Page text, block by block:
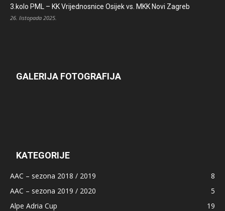
3.kolo PML – KK Vrijednosnice Osijek vs. MKK Novi Zagreb
26. listopada 2025.
GALERIJA FOTOGRAFIJA
KATEGORIJE
AAC – sezona 2018 / 2019
8
AAC – sezona 2019 / 2020
5
Alpe Adria Cup
19